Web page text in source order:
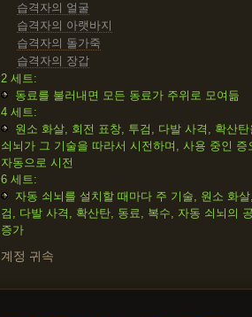
습격자의 얼굴
습격자의 아랫바지
습격자의 돌가죽
습격자의 장갑
2 세트:
동료를 불러내면 모든 동료가 주위로 모여듦
4 세트:
원소 화살, 회전 표창, 투검, 다발 사격, 확산
쇠뇌가 그 기술을 따라서 시전하며, 사용 중인 증
자동으로 시전
6 세트:
자동 쇠뇌를 설치할 때마다 주 기술, 원소 화
검, 다발 사격, 확산탄, 동료, 복수, 자동 쇠뇌의
증가
계정 귀속